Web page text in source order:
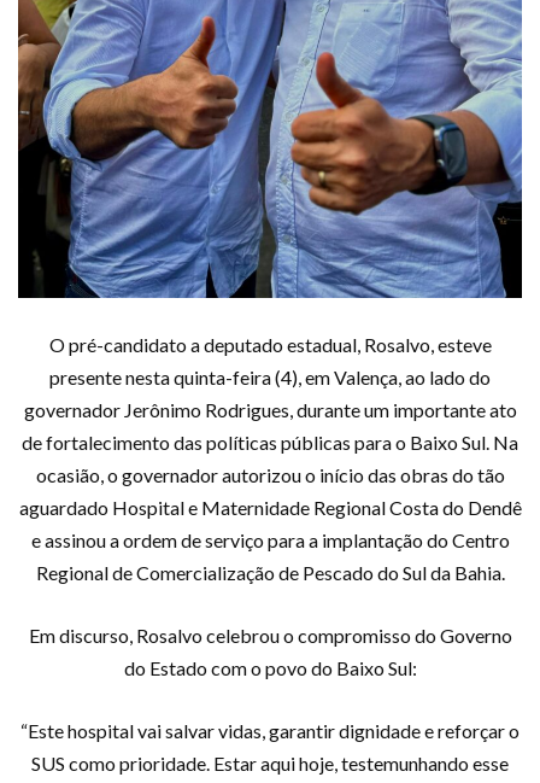
O pré-candidato a deputado estadual, Rosalvo, esteve
presente nesta quinta-feira (4), em Valença, ao lado do
governador Jerônimo Rodrigues, durante um importante ato
de fortalecimento das políticas públicas para o Baixo Sul. Na
ocasião, o governador autorizou o início das obras do tão
aguardado Hospital e Maternidade Regional Costa do Dendê
e assinou a ordem de serviço para a implantação do Centro
Regional de Comercialização de Pescado do Sul da Bahia.
Em discurso, Rosalvo celebrou o compromisso do Governo
do Estado com o povo do Baixo Sul:
“Este hospital vai salvar vidas, garantir dignidade e reforçar o
SUS como prioridade. Estar aqui hoje, testemunhando esse